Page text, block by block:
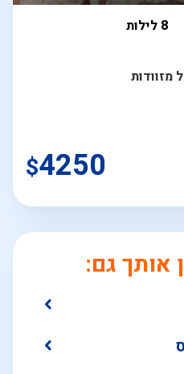
8 לילות
מזוודות
$4250
אותך גם: